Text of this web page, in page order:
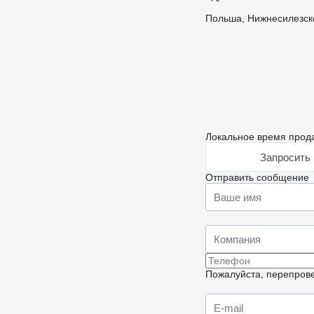
Польша,
Локальное время
Запросить
Отправить сообщение
Пожалуйста,